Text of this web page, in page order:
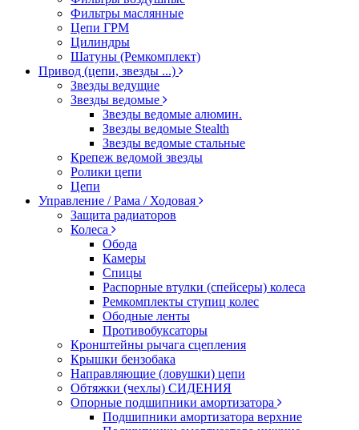
Фильтры маслянные
Цепи ГРМ
Цилиндры
Шатуны (Ремкомплект)
Привод (цепи, звезды ...)
Звезды ведущие
Звезды ведомые
Звезды ведомые алюмин.
Звезды ведомые Stealth
Звезды ведомые стальные
Крепеж ведомой звезды
Ролики цепи
Цепи
Управление / Рама / Ходовая
Защита радиаторов
Колеса
Обода
Камеры
Спицы
Распорные втулки (спейсеры) колеса
Ремкомплекты ступиц колес
Ободные ленты
Противобуксаторы
Кронштейны рычага сцепления
Крышки бензобака
Направляющие (ловушки) цепи
Обтяжки (чехлы) СИДЕНИЯ
Опорные подшипники амортизатора
Подшипники амортизатора верхние